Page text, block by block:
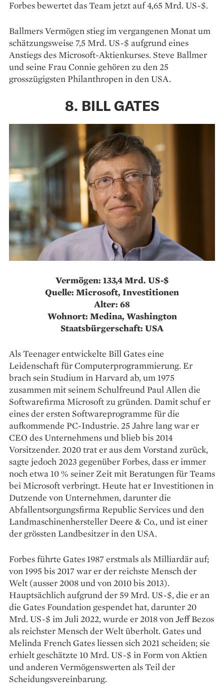
Forbes bewertet das Team jetzt auf 4,65 Mrd. US-$.
Ballmers Vermögen stieg im vergangenen Monat um
schätzungsweise 7,5 Mrd. US-$ aufgrund eines
Anstiegs des Microsoft-Aktienkurses. Steve Ballmer
und seine Frau Connie gehören zu den 25
grosszügigsten Philanthropen in den USA.
8. BILL GATES
Vermögen: 133,4 Mrd. US-$
Quelle: Microsoft, Investitionen
Alter: 68
Wohnort: Medina, Washington
Staatsbürgerschaft: USA
Als Teenager entwickelte Bill Gates eine
Leidenschaft für Computerprogrammierung. Er
brach sein Studium in Harvard ab, um 1975
zusammen mit seinem Schulfreund Paul Allen die
Softwarefirma Microsoft zu gründen. Damit schuf er
eines der ersten Softwareprogramme für die
aufkommende PC-Industrie. 25 Jahre lang war er
CEO des Unternehmens und blieb bis 2014
Vorsitzender. 2020 trat er aus dem Vorstand zurück,
sagte jedoch 2023 gegenüber Forbes, dass er immer
noch etwa 10 % seiner Zeit mit Beratungen für Teams
bei Microsoft verbringt. Heute hat er Investitionen in
Dutzende von Unternehmen, darunter die
Abfallentsorgungsfirma Republic Services und den
Landmaschinenhersteller Deere & Co., und ist einer
der grössten Landbesitzer in den USA.
Forbes führte Gates 1987 erstmals als Milliardär auf;
von 1995 bis 2017 war er der reichste Mensch der
Welt (ausser 2008 und von 2010 bis 2013).
Hauptsächlich aufgrund der 59 Mrd. US-$, die er an
die Gates Foundation gespendet hat, darunter 20
Mrd. US-$ im Juli 2022, wurde er 2018 von Jeff Bezos
als reichster Mensch der Welt überholt. Gates und
Melinda French Gates liessen sich 2021 scheiden; sie
erhielt geschätzte 10 Mrd. US-$ in Form von Aktien
und anderen Vermögenswerten als Teil der
Scheidungsvereinbarung.